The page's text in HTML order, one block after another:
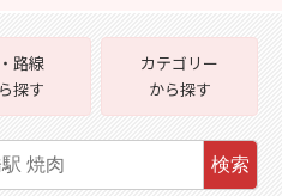
路線
探す
カテゴリー
から探す
検索